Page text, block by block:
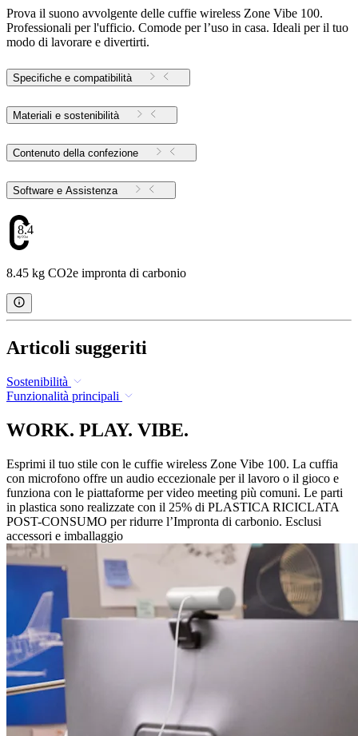
Prova il suono avvolgente delle cuffie wireless Zone Vibe 100.
Professionali per l'ufficio. Comode per l’uso in casa. Ideali per il tuo
modo di lavorare e divertirti.
Specifiche e compatibilità
Materiali e sostenibilità
Contenuto della confezione
Software e Assistenza
8.45
8.45 kg CO2e impronta di carbonio
Articoli suggeriti
Sostenibilità
Funzionalità principali
WORK. PLAY. VIBE.
Esprimi il tuo stile con le cuffie wireless Zone Vibe 100. La cuffia
con microfono offre un audio eccezionale per il lavoro o il gioco e
funziona con le piattaforme per video meeting più comuni. Le parti
in plastica sono realizzate con il 25% di PLASTICA RICICLATA
POST-CONSUMO per ridurre l’Impronta di carbonio. Esclusi
accessori e imballaggio